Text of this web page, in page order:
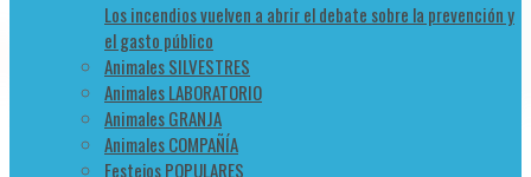
Los incendios vuelven a abrir el debate sobre la prevención y
el gasto público
Animales SILVESTRES
Animales LABORATORIO
Animales GRANJA
Animales COMPAÑÍA
Festejos POPULARES